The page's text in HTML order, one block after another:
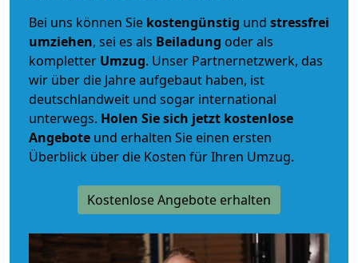
Bei uns können Sie kostengünstig und stressfrei
umziehen, sei es als Beiladung oder als
kompletter Umzug. Unser Partnernetzwerk, das
wir über die Jahre aufgebaut haben, ist
deutschlandweit und sogar international
unterwegs. Holen Sie sich jetzt kostenlose
Angebote und erhalten Sie einen ersten
Überblick über die Kosten für Ihren Umzug.
Kostenlose Angebote erhalten